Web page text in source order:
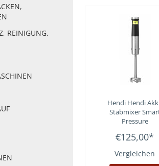
REINIGUNG,
HendiHendi
Stabmixer
Pressure
€125,00*
Vergleichen